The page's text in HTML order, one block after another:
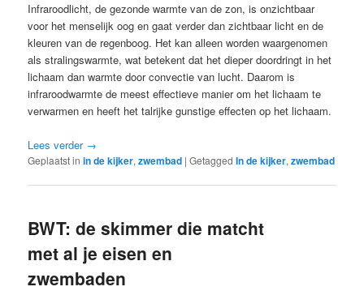
Infraroodlicht, de gezonde warmte van de zon, is onzichtbaar
voor het menselijk oog en gaat verder dan zichtbaar licht en de
kleuren van de regenboog. Het kan alleen worden waargenomen
als stralingswarmte, wat betekent dat het dieper doordringt in het
lichaam dan warmte door convectie van lucht. Daarom is
infraroodwarmte de meest effectieve manier om het lichaam te
verwarmen en heeft het talrijke gunstige effecten op het lichaam.
Lees verder →
Geplaatst in in de kijker,zwembad |Getagged In de kijker,zwembad
BWT: de skimmer die matcht
met al je eisen en
zwembaden